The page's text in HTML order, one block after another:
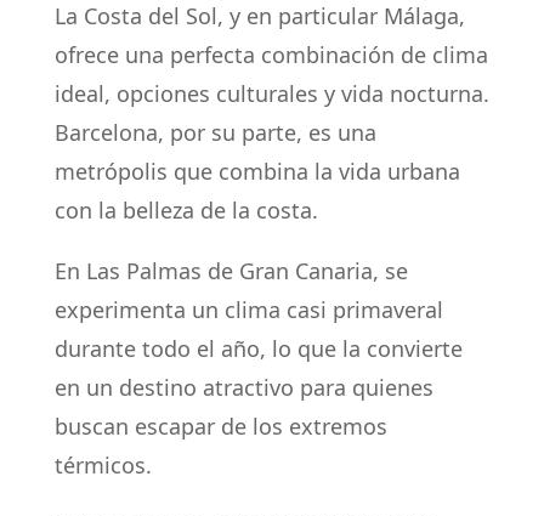
La Costa del Sol, y en particular Málaga,
ofrece una perfecta combinación de clima
ideal, opciones culturales y vida nocturna.
Barcelona, por su parte, es una
metrópolis que combina la vida urbana
con la belleza de la costa.
En Las Palmas de Gran Canaria, se
experimenta un clima casi primaveral
durante todo el año, lo que la convierte
en un destino atractivo para quienes
buscan escapar de los extremos
térmicos.